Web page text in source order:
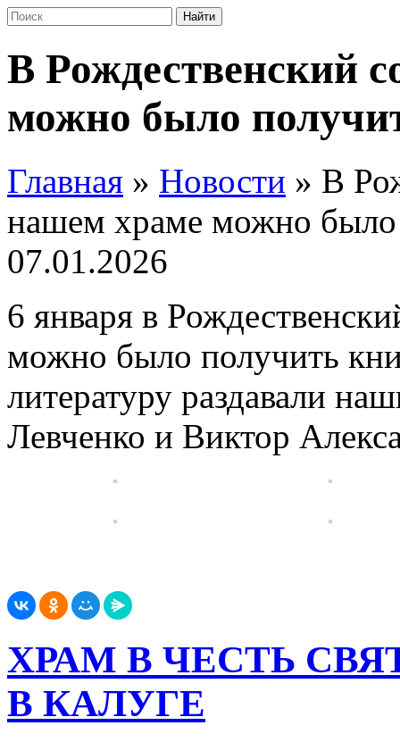
В Рождественский
можно было
Главная » Новости » В
нашем храме можно
07.01.2026
6 января в
можно было получить
литературу раздавали
Левченко и Виктор
ХРАМ В ЧЕСТЬ
В КАЛУГЕ